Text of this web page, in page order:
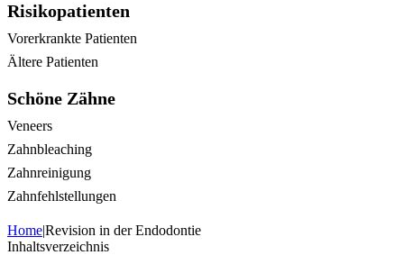
Risikopatienten
Vorerkrankte Patienten
Ältere Patienten
Schöne Zähne
Veneers
Zahnbleaching
Zahnreinigung
Zahnfehlstellungen
Home|Revision in der Endodontie
Inhaltsverzeichnis